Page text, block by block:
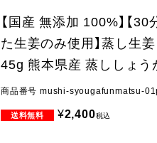
【国産 無添加 100%】【30
た生姜のみ使用】蒸し生
45g 熊本県産 蒸ししょう
商品番号 mushi-syougafunmatsu-
¥2,400税込